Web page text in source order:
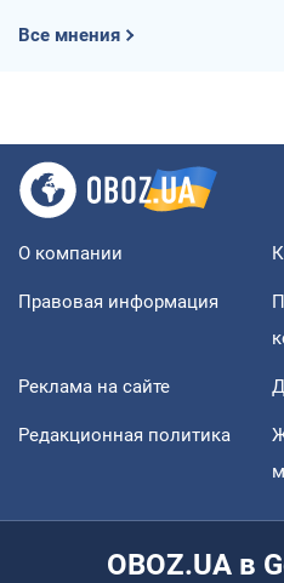
Все мнения
О компании
Правовая информация
Реклама на сайте
Редакционная политика
OBOZ.UA в